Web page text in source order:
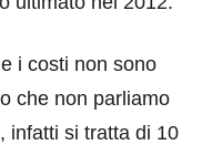
e i costi non sono
che non parliamo
infatti si tratta di 10